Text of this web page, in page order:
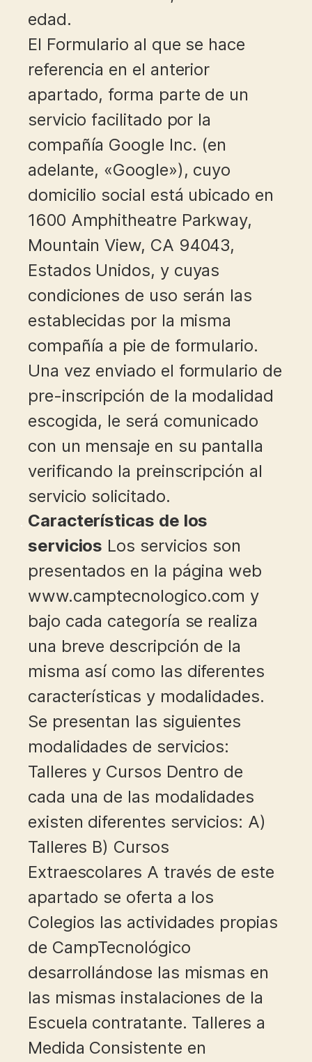
edad.
El Formulario al que se hace
referencia en el anterior
apartado, forma parte de un
servicio facilitado por la
compañía Google Inc. (en
adelante, «Google»), cuyo
domicilio social está ubicado en
1600 Amphitheatre Parkway,
Mountain View, CA 94043,
Estados Unidos, y cuyas
condiciones de uso serán las
establecidas por la misma
compañía a pie de formulario.
Una vez enviado el formulario de
pre-inscripción de la modalidad
escogida, le será comunicado
con un mensaje en su pantalla
verificando la preinscripción al
servicio solicitado.
Características de los
servicios Los servicios son
presentados en la página web
www.camptecnologico.com y
bajo cada categoría se realiza
una breve descripción de la
misma así como las diferentes
características y modalidades.
Se presentan las siguientes
modalidades de servicios:
Talleres y Cursos Dentro de
cada una de las modalidades
existen diferentes servicios: A)
Talleres B) Cursos
Extraescolares A través de este
apartado se oferta a los
Colegios las actividades propias
de CampTecnológico
desarrollándose las mismas en
las mismas instalaciones de la
Escuela contratante. Talleres a
Medida Consistente en